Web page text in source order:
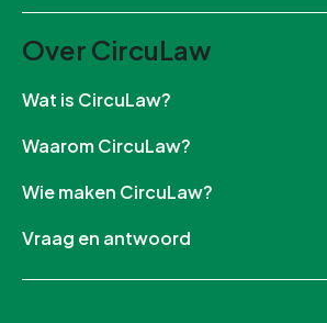
Over CircuLaw
Wat is CircuLaw?
Waarom CircuLaw?
Wie maken CircuLaw?
Vraag en antwoord